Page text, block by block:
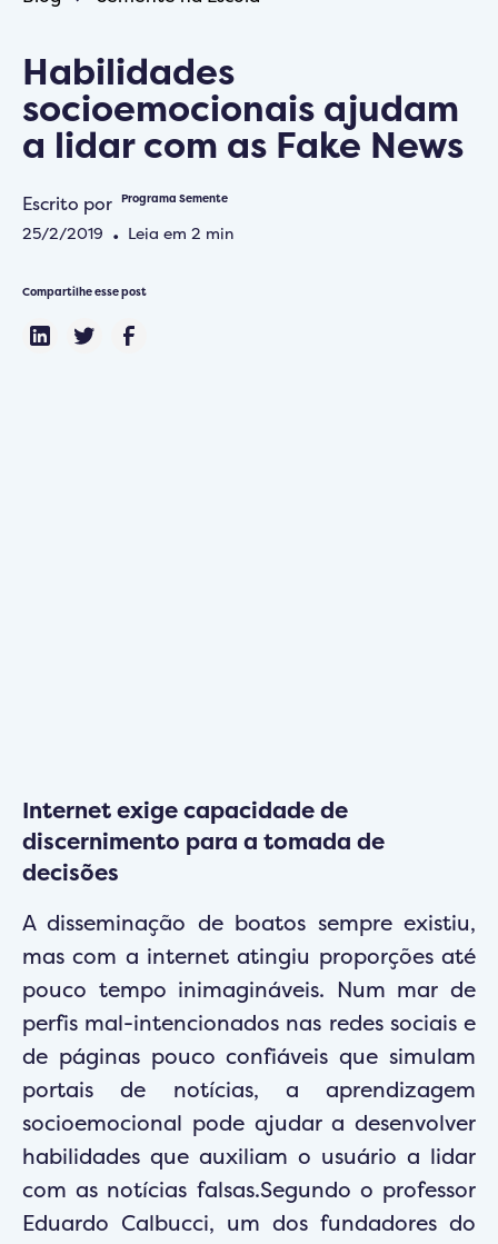
Habilidades
socioemocionais ajudam
a lidar com as Fake News
Escrito por Programa Semente
25/2/2019 • Leia em 2 min
Compartilhe esse post
Internet exige capacidade de
discernimento para a tomada de
decisões
A disseminação de boatos sempre existiu,
mas com a internet atingiu proporções até
pouco tempo inimagináveis. Num mar de
perfis mal-intencionados nas redes sociais e
de páginas pouco confiáveis que simulam
portais de notícias, a aprendizagem
socioemocional pode ajudar a desenvolver
habilidades que auxiliam o usuário a lidar
com as notícias falsas.Segundo o professor
Eduardo Calbucci, um dos fundadores do